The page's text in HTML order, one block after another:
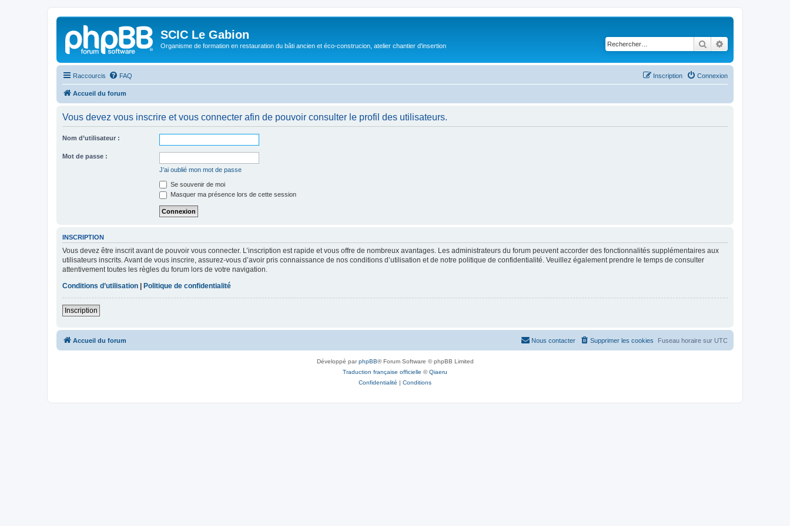
SCIC Le Gabion
Organisme de formation en restauration du bâti ancien et éco-construcion, atelier chantier d'insertion Rechercher
Raccourcis FAQ Connexion
Inscription
Accueil du forum
Vous devez vous inscrire et vous connecter afin de pouvoir consulter le profil des utilisateurs.
Nom d’utilisateur :
Mot de passe :
J’ai oublié mon mot de passe
Se souvenir de moi
Masquer ma présence lors de cette session
INSCRIPTION
Vous devez être inscrit avant de pouvoir vous connecter. L’inscription est rapide et vous offre de nombreux avantages. Les administrateurs du forum peuvent accorder des fonctionnalités supplémentaires aux
utilisateurs inscrits. Avant de vous inscrire, assurez-vous d’avoir pris connaissance de nos conditions d’utilisation et de notre politique de confidentialité. Veuillez également prendre le temps de consulter
attentivement toutes les règles du forum lors de votre navigation.
Conditions d’utilisation
Politique de confidentialité
Inscription
Accueil du forum Fuseau horaire sur UTC
Supprimer les cookies
Nous contacter
Développé parphpBB® Forum Software © phpBB Limited
Traduction française officielle ©Qiaeru
Confidentialité | Conditions